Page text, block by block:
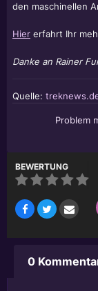
den maschinellen
Hier erfahrt Ihr
Danke an Rainer
Quelle:
Problem
BEWERTUNG
0